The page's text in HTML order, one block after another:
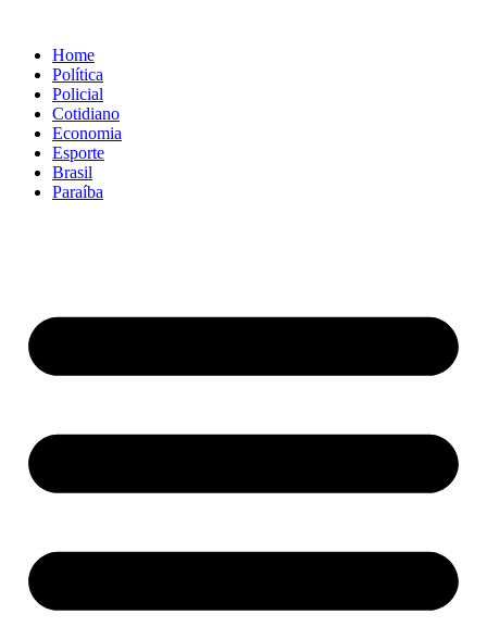
conteúdo
Home
Política
Policial
Cotidiano
Economia
Esporte
Brasil
Paraíba